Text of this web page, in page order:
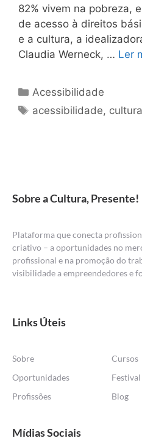
82% vivem na pobreza,
de acesso à direitos
e a cultura, a
Claudia Werneck, … Ler
Acessibilidade
acessibilidade, cultura
Sobre a Cultura, Presente!
Plataforma que conecta
criativo – a oportunidades no
profissional e na promoção do
visibilidade a empreendedores e
Links Úteis
Sobre
Oportunidades
Profissões
Cursos
Festival
Blog
Mídias Sociais